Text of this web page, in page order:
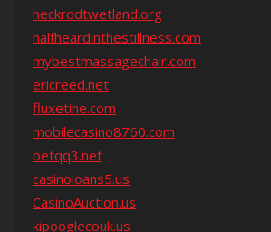
heckrodtwetland.org
halfheardinthestillness.com
mybestmassagechair.com
ericreed.net
fluxetine.com
mobilecasino8760.com
betqq3.net
casinoloans5.us
CasinoAuction.us
kipooglecouk.us